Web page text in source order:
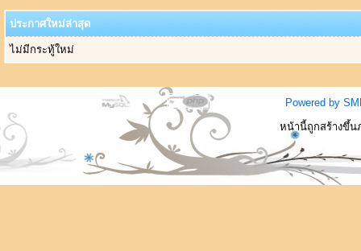
ประกาศใหม่ล่าสุด
ไม่มีกระทู้ใหม่
Powered by
หน้านี้ถูกสร้างขึ้น